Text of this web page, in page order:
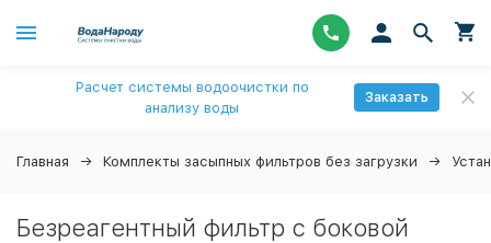
Расчет системы водоочистки по
анализу воды
Заказать
Главная Комплекты засыпных фильтров без загрузки
Безреагентный фильтр с боковой